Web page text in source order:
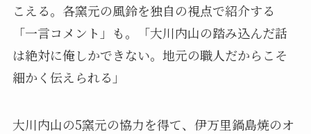
こえる。各窯元の風鈴を独自の視点で紹介する
「一言コメント」も。「大川内山の踏み込んだ話
は絶対に俺しかできない。地元の職人だからこそ
細かく伝えられる」
大川内山の5窯元の協力を得て、伊万里鍋島焼のオ